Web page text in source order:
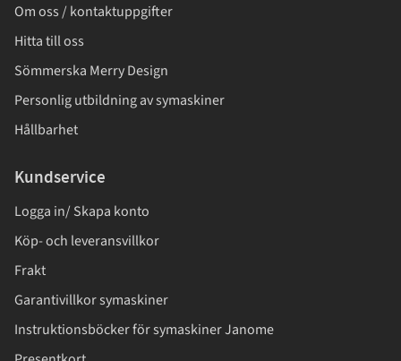
Om oss / kontaktuppgifter
Hitta till oss
Sömmerska Merry Design
Personlig utbildning av symaskiner
Hållbarhet
Kundservice
Logga in/ Skapa konto
Köp- och leveransvillkor
Frakt
Garantivillkor symaskiner
Instruktionsböcker för symaskiner Janome